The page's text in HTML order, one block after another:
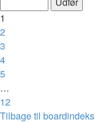
af
12
1
2
3
4
5
…
12
Næste
Tilbage til boardindeks